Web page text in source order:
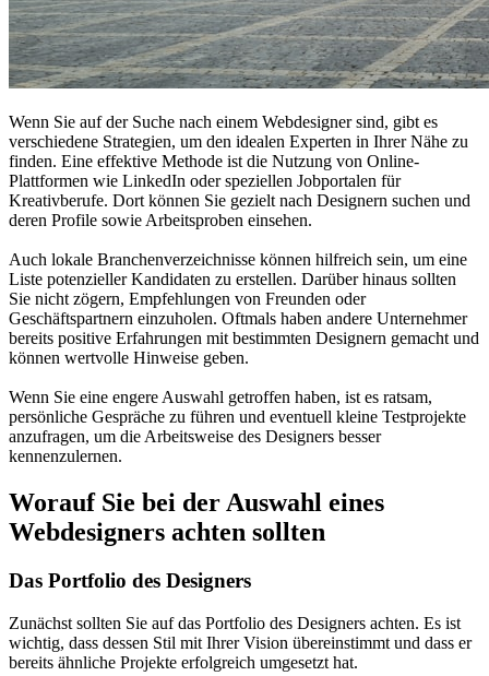
Wenn Sie auf der Suche nach einem Webdesigner sind, gibt es
verschiedene Strategien, um den idealen Experten in Ihrer Nähe zu
finden. Eine effektive Methode ist die Nutzung von Online-
Plattformen wie LinkedIn oder speziellen Jobportalen für
Kreativberufe. Dort können Sie gezielt nach Designern suchen und
deren Profile sowie Arbeitsproben einsehen.
Auch lokale Branchenverzeichnisse können hilfreich sein, um eine
Liste potenzieller Kandidaten zu erstellen. Darüber hinaus sollten
Sie nicht zögern, Empfehlungen von Freunden oder
Geschäftspartnern einzuholen. Oftmals haben andere Unternehmer
bereits positive Erfahrungen mit bestimmten Designern gemacht und
können wertvolle Hinweise geben.
Wenn Sie eine engere Auswahl getroffen haben, ist es ratsam,
persönliche Gespräche zu führen und eventuell kleine Testprojekte
anzufragen, um die Arbeitsweise des Designers besser
kennenzulernen.
Worauf Sie bei der Auswahl eines
Webdesigners achten sollten
Das Portfolio des Designers
Zunächst sollten Sie auf das Portfolio des Designers achten. Es ist
wichtig, dass dessen Stil mit Ihrer Vision übereinstimmt und dass er
bereits ähnliche Projekte erfolgreich umgesetzt hat.